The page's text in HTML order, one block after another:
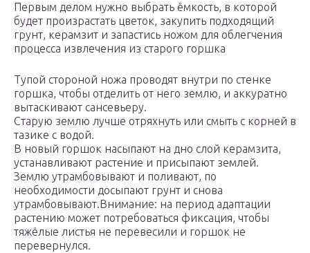
Первым делом нужно выбрать ёмкость, в которой
будет произрастать цветок, закупить подходящий
грунт, керамзит и запастись ножом для облегчения
процесса извлечения из старого горшка
Тупой стороной ножа проводят внутри по стенке
горшка, чтобы отделить от него землю, и аккуратно
вытаскивают сансевьеру.
Старую землю лучше отряхнуть или смыть с корней в
тазике с водой.
В новый горшок насыпают на дно слой керамзита,
устанавливают растение и присыпают землей.
Землю утрамбовывают и поливают, по
необходимости досыпают грунт и снова
утрамбовывают.Внимание: на период адаптации
растению может потребоваться фиксация, чтобы
тяжёлые листья не перевесили и горшок не
перевернулся.